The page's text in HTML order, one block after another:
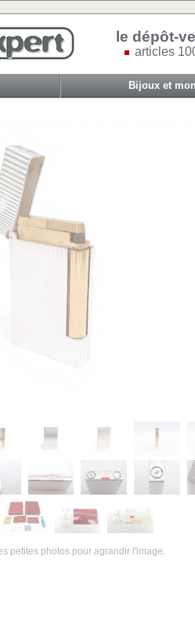
le dépôt-
articles
Bijoux et
petites photos pour agrandir l'image.